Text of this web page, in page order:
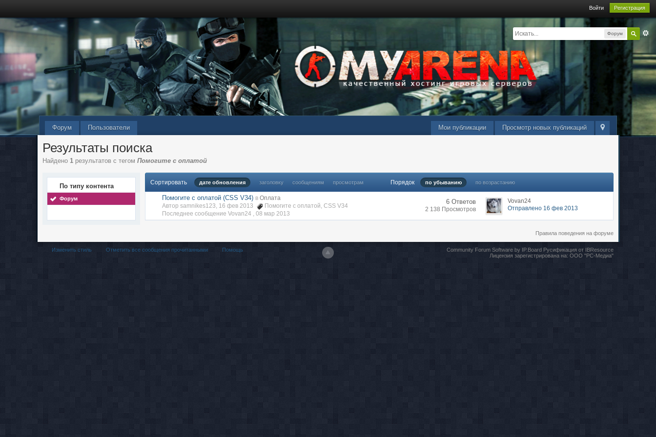
Войти Регистрация
Форум
Просмотр новых публикаций
Мои публикации
Форум Пользователи
Результаты поиска
Найдено 1 результатов с тегомПомогите с оплатой
По типу контента
Форум
Сортировать дате обновления заголовку сообщениям просмотрам Порядок по убыванию по возрастанию
Помогите с оплатой (CSS V34) в Оплата
Автор samnikes123, 16 фев 2013
Помогите с оплатой,CSS V34
Последнее сообщение Vovan24 ,08 мар 2013
6 Ответов
2 138 Просмотров
Vovan24
Отправлено 16 фев 2013
Правила поведения на форуме
Изменить стиль Отметить все сообщения прочитанными Помощь Community Forum Software by IP.BoardРусификация от IBResource
Лицензия зарегистрирована на: ООО "РС-Медиа"